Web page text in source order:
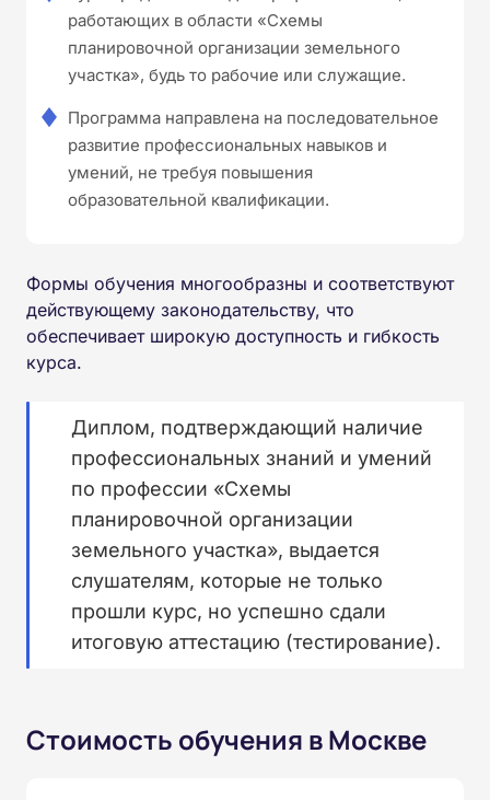
работающих в области «Схемы
планировочной организации земельного
участка», будь то рабочие или служащие.
Программа направлена на последовательное
развитие профессиональных навыков и
умений, не требуя повышения
образовательной квалификации.
Формы обучения многообразны и соответствуют
действующему законодательству, что
обеспечивает широкую доступность и гибкость
курса.
Диплом, подтверждающий наличие
профессиональных знаний и умений
по профессии «Схемы
планировочной организации
земельного участка», выдается
слушателям, которые не только
прошли курс, но успешно сдали
итоговую аттестацию (тестирование).
Стоимость обучения в Москве